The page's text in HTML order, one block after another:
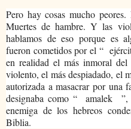
Pero hay cosas mucho peores.
Muertes de hambre. Y las
hablamos de eso porque es
fueron cometidos por el “
en realidad el más inmoral
violento, el más despiadado, el
autorizada a masacrar por una
designaba como “
amalek
”,
enemiga de los hebreos
Biblia.